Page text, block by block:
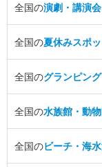
全国の演劇・講演会
全国の夏休みスポ
全国のグランピング
全国の水族館・動
全国のビーチ・海